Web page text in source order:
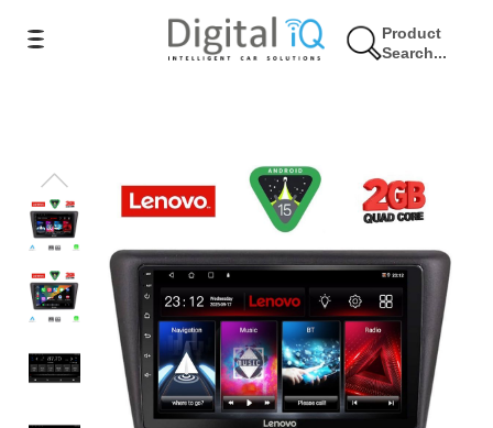
Product
Search...
17% Έκπτωση